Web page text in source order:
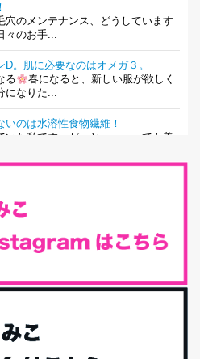
のメンテナンス、どうしています
々のお手...
。肌に必要なのはオメガ３。
る
春になると、新しい服が欲しく
になりた...
のは水溶性食物繊維！
いた私です。が、と〜〜〜っても美
持の中でいっちばん大事！だと私
な何買う？
カシリカにしているんだけど確か
ている「楽天ふるさと納税」の返
までいろ...
に今できる５つのこと。